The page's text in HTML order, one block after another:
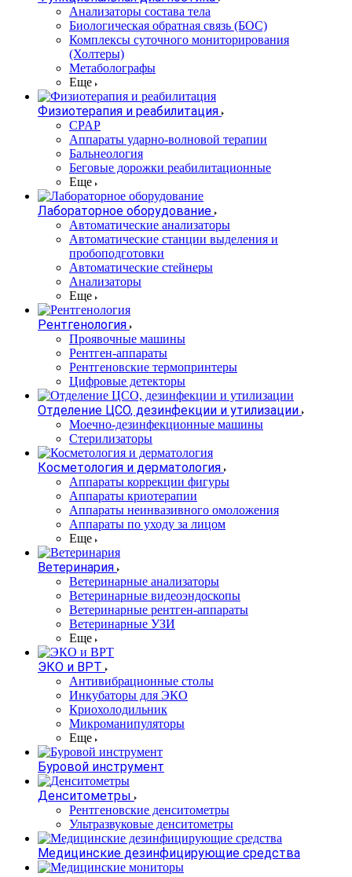
Анализаторы состава тела
Биологическая обратная связь (БОС)
Комплексы суточного мониторирования
(Холтеры)
Метаболографы
Еще
Физиотерапия и реабилитация
CPAP
Аппараты ударно-волновой терапии
Бальнеология
Беговые дорожки реабилитационные
Еще
Лабораторное оборудование
Автоматические анализаторы
Автоматические станции выделения и
пробоподготовки
Автоматические стейнеры
Анализаторы
Еще
Рентгенология
Проявочные машины
Рентген-аппараты
Рентгеновские термопринтеры
Цифровые детекторы
Отделение ЦСО, дезинфекции и утилизации
Моечно-дезинфекционные машины
Стерилизаторы
Косметология и дерматология
Аппараты коррекции фигуры
Аппараты криотерапии
Аппараты неинвазивного омоложения
Аппараты по уходу за лицом
Еще
Ветеринария
Ветеринарные анализаторы
Ветеринарные видеоэндоскопы
Ветеринарные рентген-аппараты
Ветеринарные УЗИ
Еще
ЭКО и ВРТ
Антивибрационные столы
Инкубаторы для ЭКО
Криохолодильник
Микроманипуляторы
Еще
Буровой инструмент
Денситометры
Рентгеновские денситометры
Ультразвуковые денситометры
Медицинские дезинфицирующие средства